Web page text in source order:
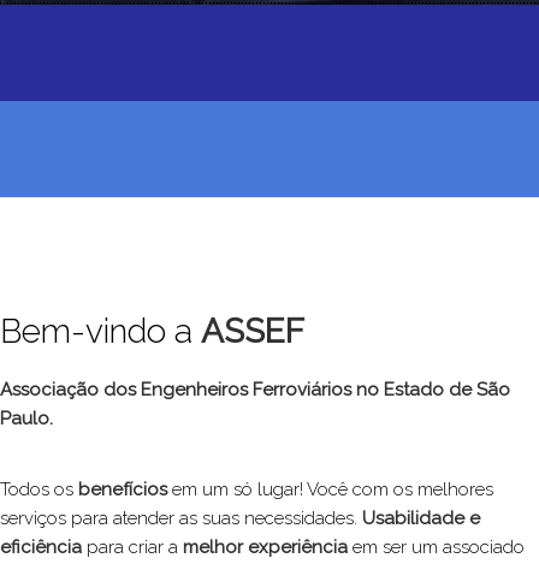
Bem-vindo a ASSEF
Associação dos Engenheiros Ferroviários no Estado de São
Paulo.
Todos os benefíciosem um só lugar! Você com os melhores
serviços para atender as suas necessidades. Usabilidade e
eficiência para criar a melhor experiência em ser um associado